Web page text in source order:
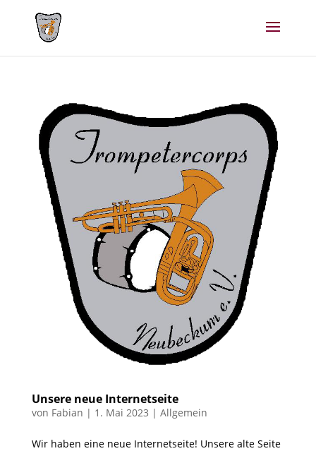
Unsere neue Internetseite
von Fabian | 1. Mai 2023 | Allgemein
Wir haben eine neue Internetseite! Unsere alte Seite